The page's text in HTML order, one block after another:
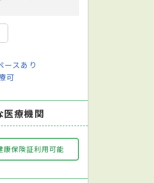
ースあり
可
医療機関
保険証利用可能